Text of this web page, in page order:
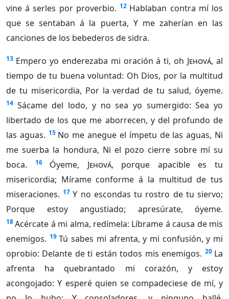
vine á serles por proverbio. 12 Hablaban contra mí los
que se sentaban á la puerta, Y me zaherían en las
canciones de los bebederos de sidra.
13 Empero yo enderezaba mi oración á ti, oh Jehová, al
tiempo de tu buena voluntad: Oh Dios, por la multitud
de tu misericordia, Por la verdad de tu salud, óyeme.
14 Sácame del lodo, y no sea yo sumergido: Sea yo
libertado de los que me aborrecen, y del profundo de
las aguas. 15 No me anegue el ímpetu de las aguas, Ni
me suerba la hondura, Ni el pozo cierre sobre mí su
boca.
16 Óyeme, Jehová, porque apacible es tu
misericordia; Mírame conforme á la multitud de tus
miseraciones. 17 Y no escondas tu rostro de tu siervo;
Porque estoy angustiado; apresúrate, óyeme.
18 Acércate á mi alma, redímela: Líbrame á causa de mis
enemigos. 19 Tú sabes mi afrenta, y mi confusión, y mi
oprobio: Delante de ti están todos mis enemigos. 20 La
afrenta ha quebrantado mi corazón, y estoy
acongojado: Y esperé quien se compadeciese de mí, y